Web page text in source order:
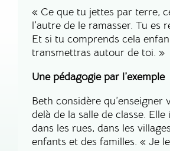
« Ce que tu jettes par terre,
l’autre de le ramasser. Tu es
Et si tu comprends cela
transmettras autour de toi. »
Une pédagogie par l’exemple
Beth considère qu’enseigner
delà de la salle de classe.
dans les rues, dans les
enfants et des familles. « Je